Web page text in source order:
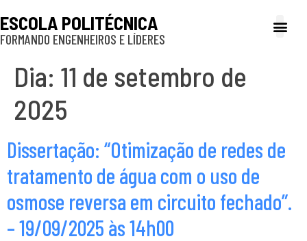
ESCOLA POLITÉCNICA
FORMANDO ENGENHEIROS E LÍDERES
Dia: 11 de setembro de
2025
Dissertação: “Otimização de redes de
tratamento de água com o uso de
osmose reversa em circuito fechado”.
– 19/09/2025 às 14h00